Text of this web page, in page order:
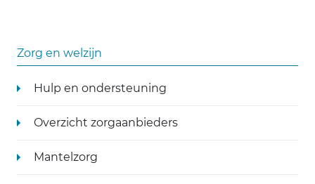
Zorg en welzijn
Hulp en ondersteuning
Overzicht zorgaanbieders
Mantelzorg